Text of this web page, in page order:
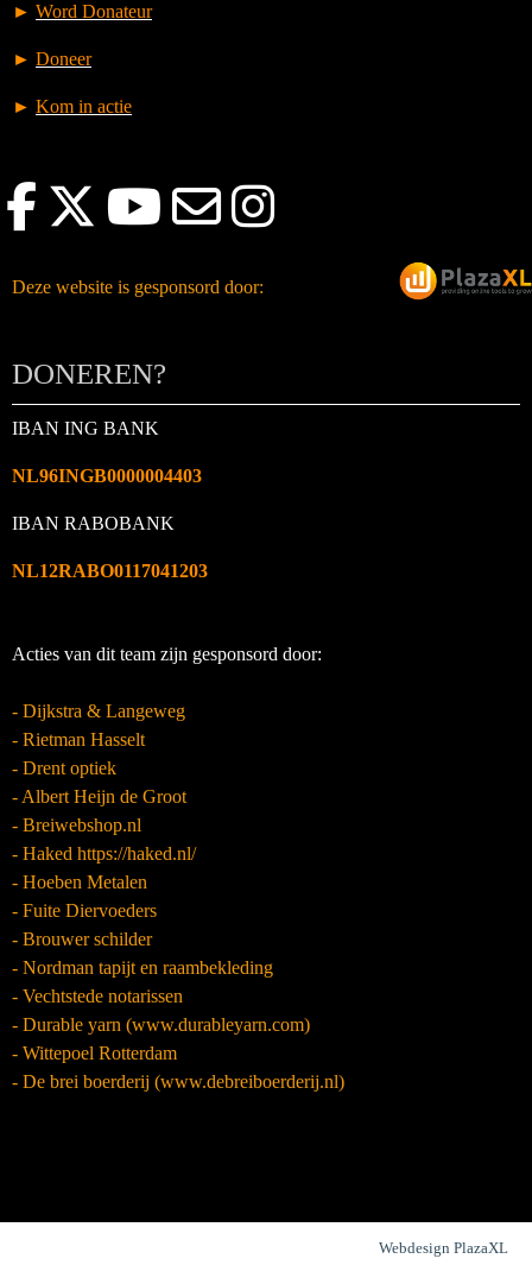
► Word Donateur
► Doneer
► Kom in actie
Deze website is gesponsord door:
DONEREN?
IBAN ING BANK
NL96INGB0000004403
IBAN RABOBANK
NL12RABO0117041203
Acties van dit team zijn gesponsord door:
- Dijkstra & Langeweg
- Rietman Hasselt
- Drent optiek
- Albert Heijn de Groot
- Breiwebshop.nl
- Haked https://haked.nl/
- Hoeben Metalen
- Fuite Diervoeders
- Brouwer schilder
- Nordman tapijt en raambekleding
- Vechtstede notarissen
- Durable yarn (www.durableyarn.com)
- Wittepoel Rotterdam
- De brei boerderij (www.debreiboerderij.nl)
Webdesign PlazaXL